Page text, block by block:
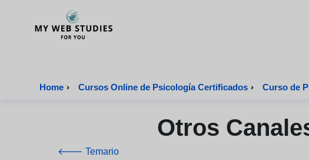
Home › Cursos Online de Psicología Certificados › Curso de
Otros
🡐 Temario